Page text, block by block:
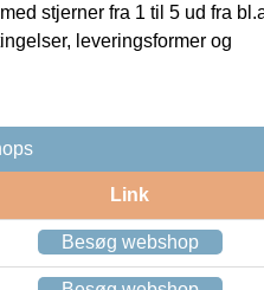
stjerner fra 1 til 5 ud fra
leveringsformer og
Link
Besøg webshop